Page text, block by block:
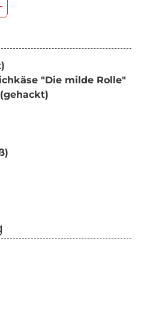
"Die milde Rolle"